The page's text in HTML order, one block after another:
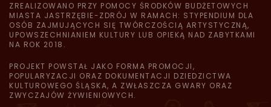
ZREALIZOWANO PRZY POMOCY ŚRODKÓW BUDŻETOWYCH
MIASTA JASTRZĘBIE-ZDRÓJ W RAMACH: STYPENDIUM DLA
OSÓB ZAJMUJĄCYCH SIĘ TWÓRCZOŚCIĄ ARTYSTYCZNĄ,
UPOWSZECHNIANIEM KULTURY LUB OPIEKĄ NAD ZABYTKAMI
NA ROK 2018.
PROJEKT POWSTAŁ JAKO FORMA PROMOCJI,
POPULARYZACJI ORAZ DOKUMENTACJI DZIEDZICTWA
KULTUROWEGO ŚLĄSKA, A ZWŁASZCZA GWARY ORAZ
ZWYCZAJÓW ŻYWIENIOWYCH.